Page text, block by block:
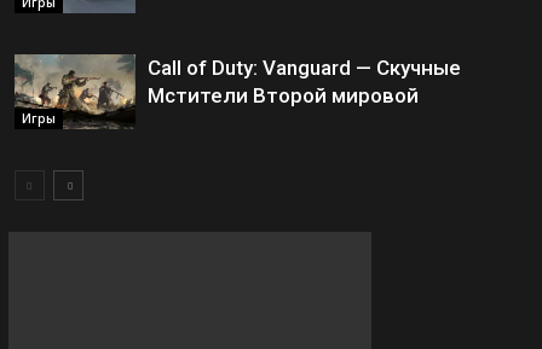
Игры
Call of Duty: Vanguard — Скучные
Мстители Второй мировой